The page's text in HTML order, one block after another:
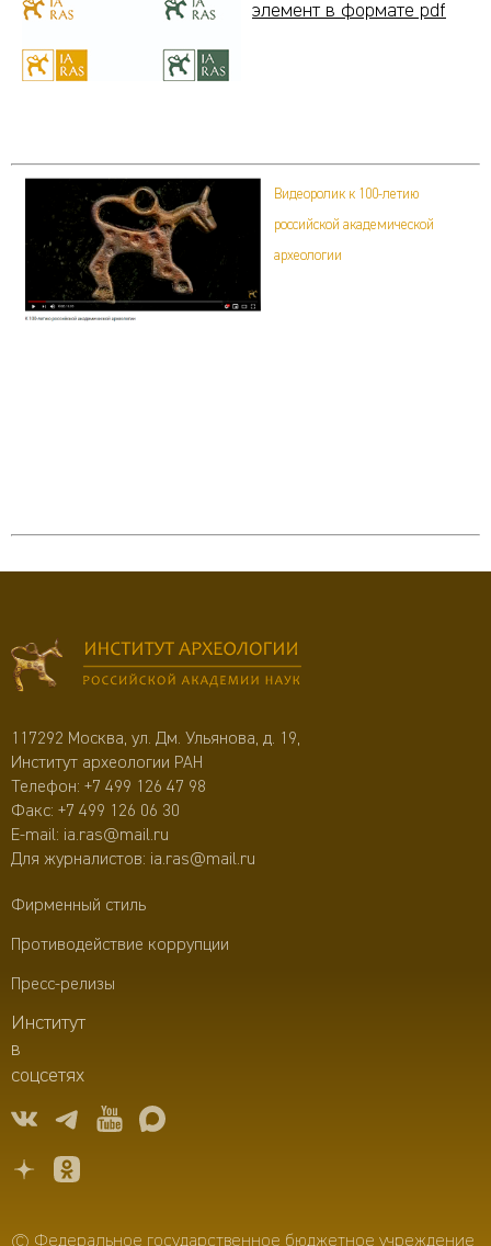
элемент в формате pdf
Видеоролик к 100-летию
российской академической
археологии
117292 Москва, ул. Дм. Ульянова, д. 19,
Институт археологии РАН
Телефон: +7 499 126 47 98
Факс: +7 499 126 06 30
E-mail: ia.ras@mail.ru
Для журналистов: ia.ras@mail.ru
Фирменный стиль
Противодействие коррупции
Пресс-релизы
Институт
в
соцсетях
© Федеральное государственное бюджетное учреждение